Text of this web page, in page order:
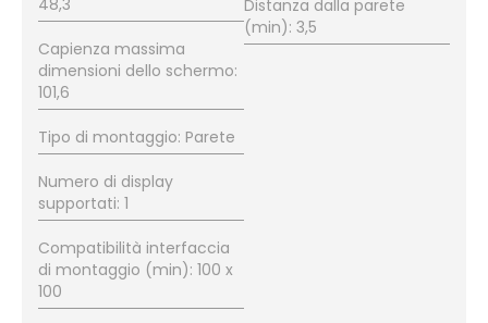
Capienza massima
dimensioni dello schermo:
101,6
Tipo di montaggio: Parete
Numero di display
supportati: 1
Compatibilità interfaccia
di montaggio (min): 100 x
100
Distanza dalla parete
(min): 3,5